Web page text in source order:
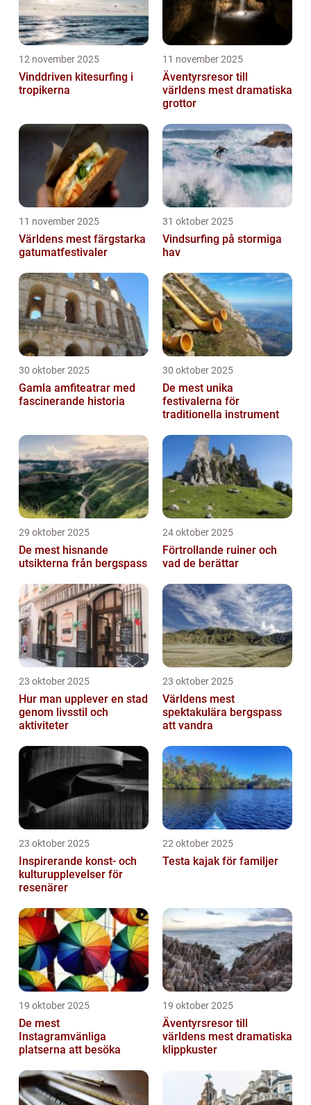
12 november 2025
Vinddriven kitesurfing i
tropikerna
11 november 2025
Äventyrsresor till
världens mest dramatiska
grottor
11 november 2025
Världens mest färgstarka
gatumatfestivaler
31 oktober 2025
Vindsurfing på stormiga
hav
30 oktober 2025
Gamla amfiteatrar med
fascinerande historia
30 oktober 2025
De mest unika
festivalerna för
traditionella instrument
29 oktober 2025
De mest hisnande
utsikterna från bergspass
24 oktober 2025
Förtrollande ruiner och
vad de berättar
23 oktober 2025
Hur man upplever en stad
genom livsstil och
aktiviteter
23 oktober 2025
Världens mest
spektakulära bergspass
att vandra
23 oktober 2025
Inspirerande konst- och
kulturupplevelser för
resenärer
22 oktober 2025
Testa kajak för familjer
19 oktober 2025
De mest
Instagramvänliga
platserna att besöka
19 oktober 2025
Äventyrsresor till
världens mest dramatiska
klippkuster